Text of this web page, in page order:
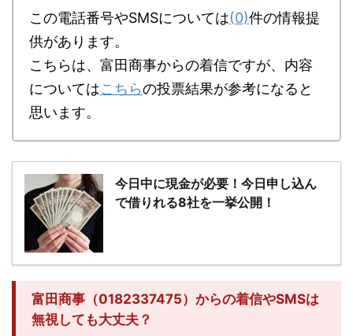
この電話番号やSMSについては(0)件の情報提
供があります。
こちらは、富田商事からの着信ですが、内容
についてはこちらの投票結果が参考になると
思います。
今日中に現金が必要！今日申し込ん
で借りれる8社を一挙公開！
富田商事（0182337475）からの着信やSMSは
無視しても大丈夫？